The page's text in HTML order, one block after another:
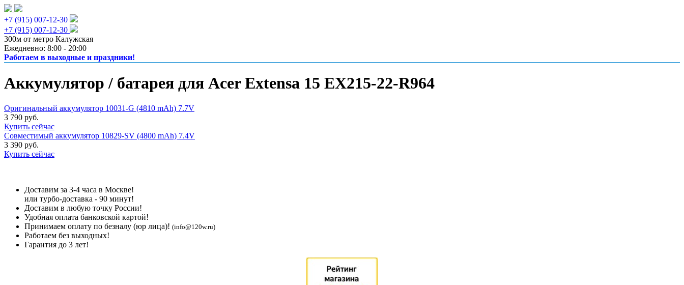
+7 (915) 007-12-30
+7 (915) 007-12-30
300м от метро Калужская
Ежедневно: 8:00 - 20:00
Работаем в выходные и праздники!
Аккумулятор / батарея для Acer Extensa 15 EX215-22-R964
Оригинальный аккумулятор 10031-G (4810 mAh) 7.7V
3 790 руб.
Купить сейчас
Совместимый аккумулятор 10829-SV (4800 mAh) 7.4V
3 390 руб.
Купить сейчас
Доставим за 3-4 часа в Москве!
или турбо-доставка - 90 минут!
Доставим в любую точку России!
Удобная оплата банковской картой!
Принимаем оплату по безналу (юр лица)! (info@120w.ru)
Работаем без выходных!
Гарантия до 3 лет!